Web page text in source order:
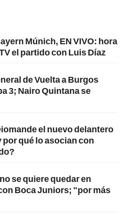
Múnich, EN VIVO: hora
el partido con Luis Díaz
de Vuelta a Burgos
3; Nairo Quintana se
el nuevo delantero
por qué lo asocian con
se quiere quedar en
Boca Juniors; "por más